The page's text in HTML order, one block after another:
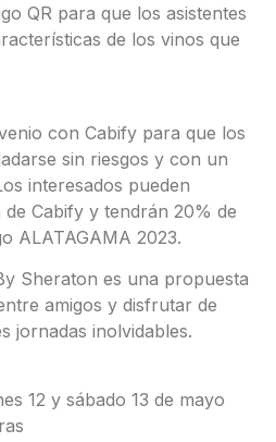
QR para que los asistentes
de los vinos que
con Cabify para que los
sin riesgos y con un
interesados pueden
Cabify y tendrán 20% de
ALATAGAMA 2023.
Sheraton es una propuesta
amigos y disfrutar de
jornadas inolvidables.
12 y sábado 13 de mayo